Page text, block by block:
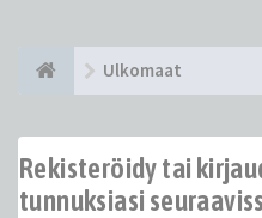
Ulkomaat
Rekisteröidy tai
tunnuksiasi